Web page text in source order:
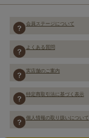
会員ステージについて
よくある質問
実店舗のご案内
特定商取引法に基づく表示
個人情報の取り扱いについて